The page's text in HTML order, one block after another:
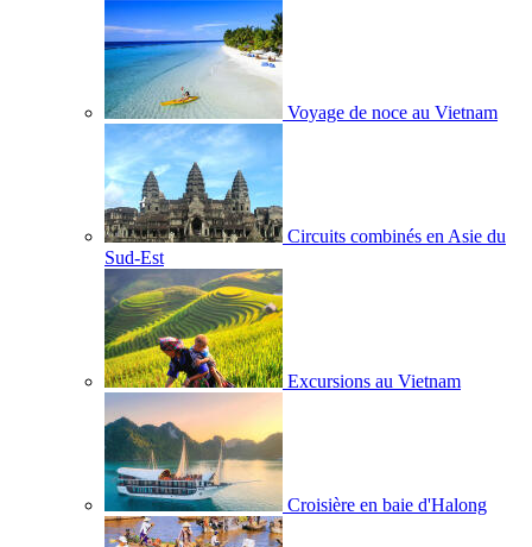
Voyage de noce au Vietnam
Circuits combinés en Asie du
Sud-Est
Excursions au Vietnam
Croisière en baie d'Halong